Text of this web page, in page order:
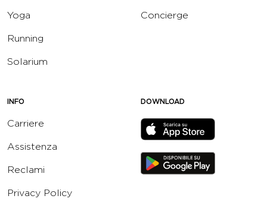
Yoga
Running
Solarium
Concierge
INFO
Carriere
Assistenza
Reclami
Privacy Policy
DOWNLOAD